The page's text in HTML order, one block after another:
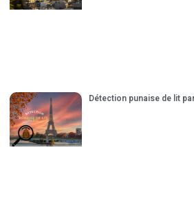
Détection punaise de lit